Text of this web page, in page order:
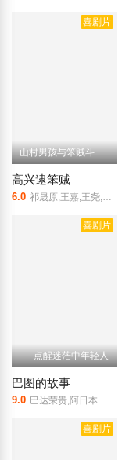
喜剧片
山村男孩与笨贼斗智斗勇
高兴逮笨贼
6.0 祁晟原,王嘉,王尧,田玲,张明健
喜剧片
点醒迷茫中年轻人
巴图的故事
9.0 巴达荣贵,阿日本他本,乌云其其格
喜剧片